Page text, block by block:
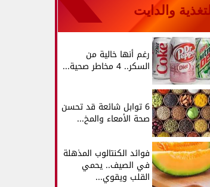
التغذية والدايت
رغم أنها خالية من
السكر.. 4 مخاطر صحية...
6 توابل شائعة قد تحسن
صحة الأمعاء والمخ...
فوائد الكنتالوب المذهلة
في الصيف.. يحمي
القلب ويقوي...